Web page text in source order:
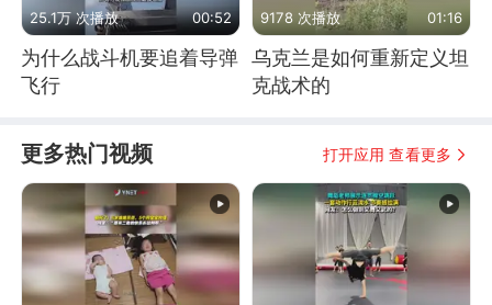
25.1万 次播放 00:52
为什么战斗机要追着导弹
飞行
9178 次播放 01:16
乌克兰是如何重新定义坦
克战术的
更多热门视频 打开应用 查看更多